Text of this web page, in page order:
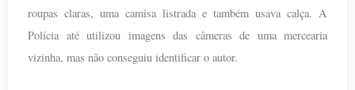
roupas claras, uma camisa listrada e também usava calça. A
Polícia até utilizou imagens das câmeras de uma mercearia
vizinha, mas não conseguiu identificar o autor.